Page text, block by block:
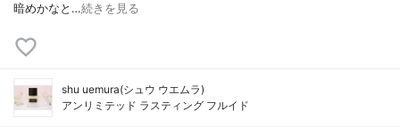
暗めかなと…続きを見る
shu uemura(シュウ ウエムラ)
アンリミテッド ラスティング フルイド